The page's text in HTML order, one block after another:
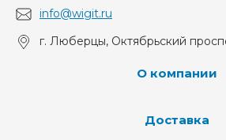
info@wigit.ru
г. Люберцы, Октябрьский
О компании
Доставка